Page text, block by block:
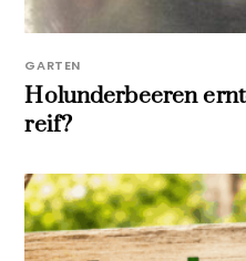
GARTEN
Holunderbeeren
reif?